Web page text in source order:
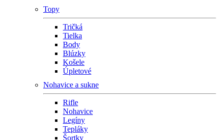
Topy
Tričká
Tielka
Body
Blúzky
Košele
Úpletové
Nohavice a sukne
Rifle
Nohavice
Legíny
Tepláky
Šortky